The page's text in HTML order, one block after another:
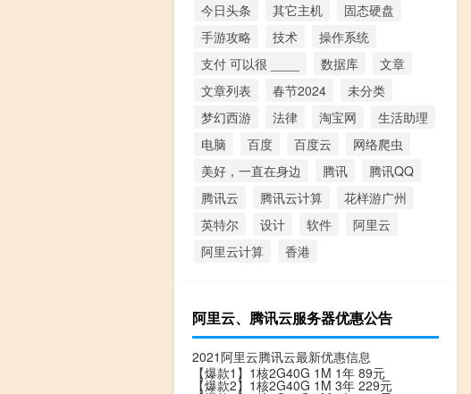
今日头条
其它主机
固态硬盘
手游攻略
技术
操作系统
支付 可以很 ____
数据库
文章
文章列表
春节2024
未分类
梦幻西游
法律 淘宝网
生活助理
电脑
百度 百度云
网络爬虫
美好，一直在身边
腾讯
腾讯QQ
腾讯云
腾讯云计算
花样游广州
英特尔
设计 软件
阿里云
阿里云计算
香港
阿里云、腾讯云服务器优惠公告
2021阿里云腾讯云最新优惠信息
【爆款1】1核2G40G 1M 1年 89元
【爆款2】1核2G40G 1M 3年 229元